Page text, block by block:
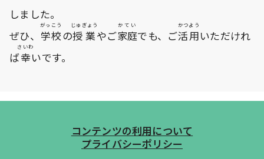
しました。
ぜひ、 学校
がっこう
の授業
じゅぎょう
やご家庭
かてい
でも、ご活用
かつよう
いただけれ
ば幸
さいわ
いです。
コンテンツの利用について
プライバシーポリシー